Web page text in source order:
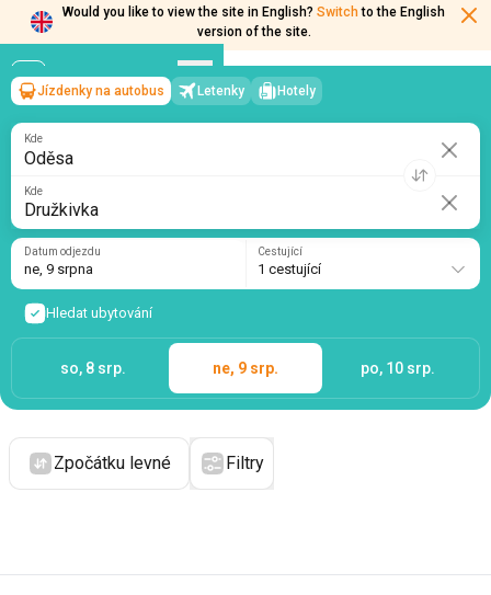
Would you like to view the site in English? Switch to the English
version of the site.
Oděsa→Družkivka
ne, 9 srpna/1 cestující
Jízdenky na autobus Letenky Hotely
Kde
Kde
Datum odjezdu
ne, 9 srpna
Cestující
1 cestující
Hledat ubytování
so, 8 srp. ne, 9 srp. po, 10 srp.
Zpočátku levné Filtry